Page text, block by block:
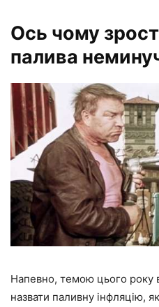
Ось чому
палива
Напевно, темою цього року
назвати паливну інфляцію,